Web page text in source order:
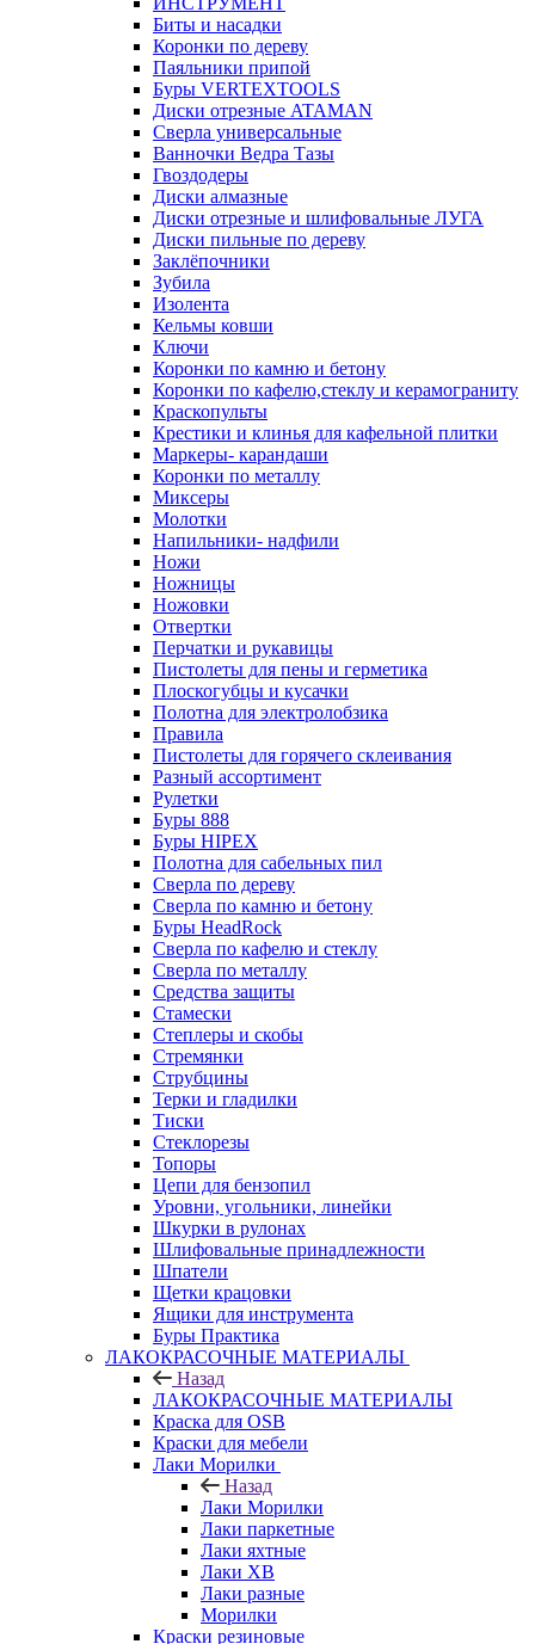
Биты и насадки
Коронки по дереву
Паяльники припой
Буры VERTEXTOOLS
Диски отрезные ATAMAN
Сверла универсальные
Ванночки Ведра Тазы
Гвоздодеры
Диски алмазные
Диски отрезные и шлифовальные ЛУГА
Диски пильные по дереву
Заклёпочники
Зубила
Изолента
Кельмы ковши
Ключи
Коронки по камню и бетону
Коронки по кафелю,стеклу и керамограниту
Краскопульты
Крестики и клинья для кафельной плитки
Маркеры- карандаши
Коронки по металлу
Миксеры
Молотки
Напильники- надфили
Ножи
Ножницы
Ножовки
Отвертки
Перчатки и рукавицы
Пистолеты для пены и герметика
Плоскогубцы и кусачки
Полотна для электролобзика
Правила
Пистолеты для горячего склеивания
Разный ассортимент
Рулетки
Буры 888
Буры HIPEX
Полотна для сабельных пил
Сверла по дереву
Сверла по камню и бетону
Буры HeadRock
Сверла по кафелю и стеклу
Сверла по металлу
Средства защиты
Стамески
Степлеры и скобы
Стремянки
Струбцины
Терки и гладилки
Тиски
Стеклорезы
Топоры
Цепи для бензопил
Уровни, угольники, линейки
Шкурки в рулонах
Шлифовальные принадлежности
Шпатели
Щетки крацовки
Ящики для инструмента
Буры Практика
ЛАКОКРАСОЧНЫЕ МАТЕРИАЛЫ
Назад
ЛАКОКРАСОЧНЫЕ МАТЕРИАЛЫ
Краска для OSB
Краски для мебели
Лаки Морилки
Назад
Лаки Морилки
Лаки паркетные
Лаки яхтные
Лаки ХВ
Лаки разные
Морилки
Краски резиновые